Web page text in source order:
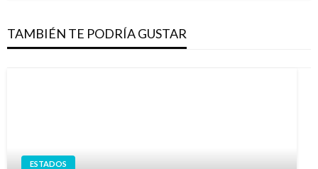
TAMBIÉN TE PODRÍA GUSTAR
ESTADOS